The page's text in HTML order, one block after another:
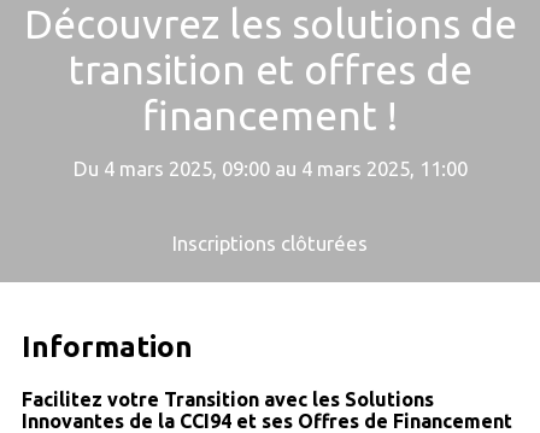
Découvrez les solutions de
transition et offres de
financement !
Du 4 mars 2025, 09:00 au 4 mars 2025, 11:00
Inscriptions clôturées
Information
Facilitez votre Transition avec les Solutions
Innovantes de la CCI94 et ses Offres de Financement